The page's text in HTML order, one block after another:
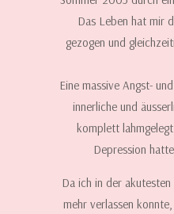
Das Leben hat mir
gezogen und
Eine massive Angst-
innerliche und
komplett
Depression
Da ich in der
mehr verlassen